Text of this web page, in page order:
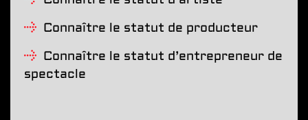
Connaître le statut de producteur
Connaître le statut d’entrepreneur de
spectacle